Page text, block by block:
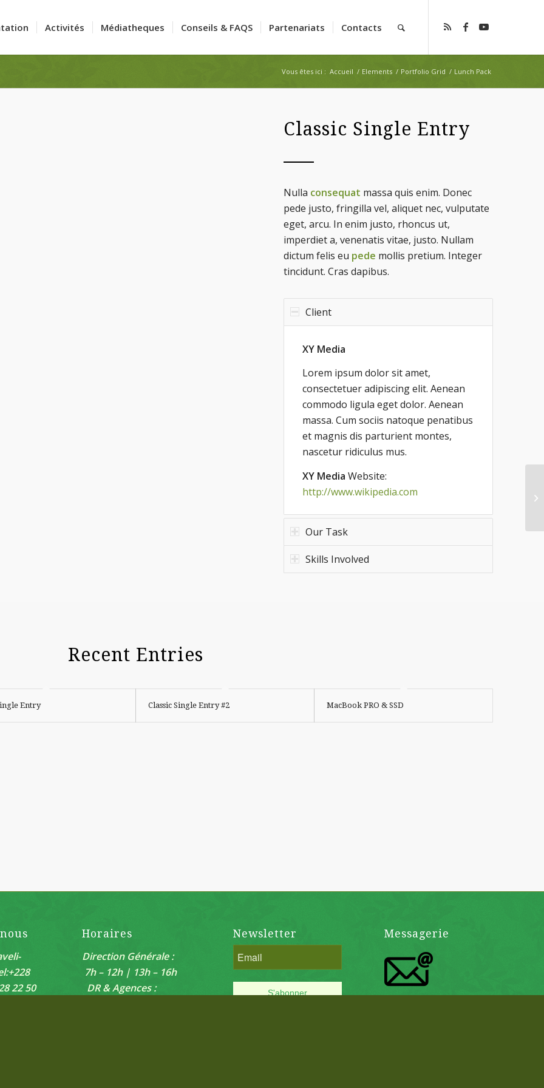
Activités Médiatheques Conseils & FAQS Partenariats Contacts
Vous êtes ici : Accueil / Elements / Portfolio Grid / Lunch Pack
Classic Single Entry
Nulla consequat massa quis enim. Donec
pede justo, fringilla vel, aliquet nec, vulputate
eget, arcu. In enim justo, rhoncus ut,
imperdiet a, venenatis vitae, justo. Nullam
dictum felis eu pede mollis pretium. Integer
tincidunt. Cras dapibus.
Client
XY Media
Lorem ipsum dolor sit amet,
consectetuer adipiscing elit. Aenean
commodo ligula eget dolor. Aenean
massa. Cum sociis natoque penatibus
et magnis dis parturient montes,
nascetur ridiculus mus.
XY Media Website:
http://www.wikipedia.com
Our Task
Skills Involved
Recent Entries
Entry Classic Single Entry #2 MacBook PRO & SSD
22 50
Horaires
Direction Générale :
7h – 12h | 13h – 16h
DR & Agences :
Newsletter Messagerie